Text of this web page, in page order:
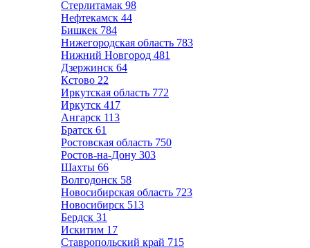
Стерлитамак 98
Нефтекамск 44
Бишкек 784
Нижегородская область 783
Нижний Новгород 481
Дзержинск 64
Кстово 22
Иркутская область 772
Иркутск 417
Ангарск 113
Братск 61
Ростовская область 750
Ростов-на-Дону 303
Шахты 66
Волгодонск 58
Новосибирская область 723
Новосибирск 513
Бердск 31
Искитим 17
Ставропольский край 715